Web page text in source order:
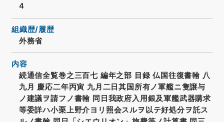
4
組織歴/履歴
外務省
内容
続通信全覧巻之三百七 編年之部 目録 仏国往復書翰 八
九月 慶応二年丙寅 九月二日其国所有ノ軍艦ニ隻譲与
ノ建議ヲ請フノ書翰 同日我政府入用銀及軍艦武器購求
等委詳ハ小栗上野介ヨリ照会スルヲ以テ好処分ヲ託ス